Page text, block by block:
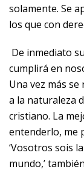
solamente. Se
los que con
De inmediato
cumplirá en
Una vez más
a la naturaleza
cristiano. La
entenderlo, me
‘Vosotros sois
mundo,’